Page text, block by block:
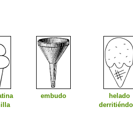
embudo
helado